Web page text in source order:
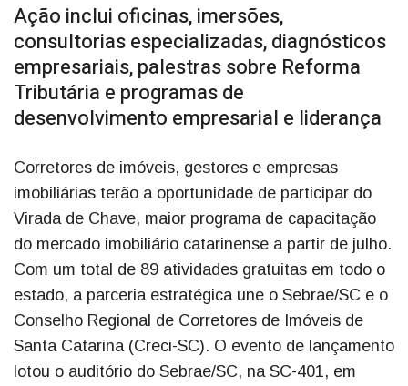
Ação inclui oficinas, imersões,
consultorias especializadas, diagnósticos
empresariais, palestras sobre Reforma
Tributária e programas de
desenvolvimento empresarial e liderança
Corretores de imóveis, gestores e empresas
imobiliárias terão a oportunidade de participar do
Virada de Chave, maior programa de capacitação
do mercado imobiliário catarinense a partir de julho.
Com um total de 89 atividades gratuitas em todo o
estado, a parceria estratégica une o Sebrae/SC e o
Conselho Regional de Corretores de Imóveis de
Santa Catarina (Creci-SC). O evento de lançamento
lotou o auditório do Sebrae/SC, na SC-401, em